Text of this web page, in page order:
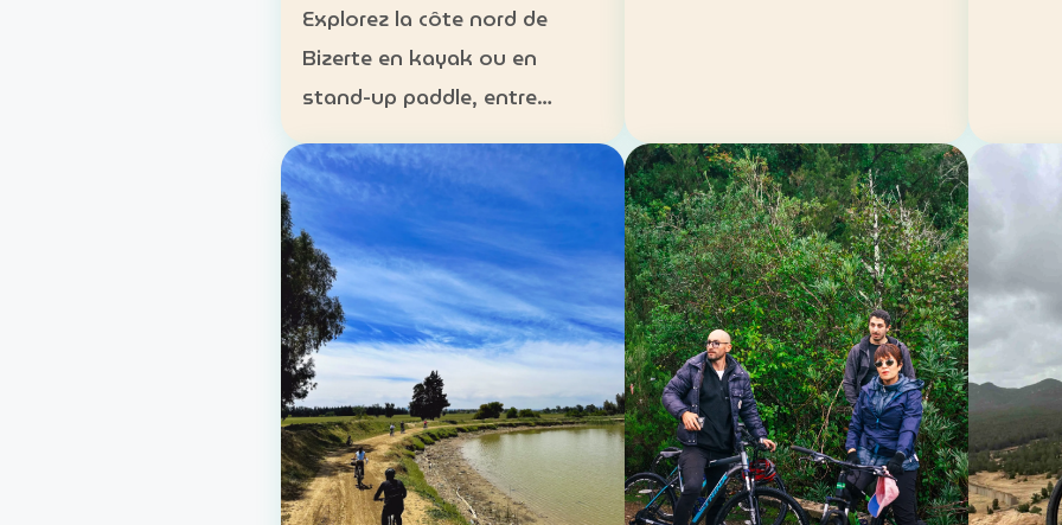
Explorez la côte nord de
Bizerte en kayak ou en
stand-up paddle, entre
plage, reliefs et criques
préservées. Durée : environ 2
h 30 Distance : environ 5 km
Niveau : intermédiaire Tarif :
130 DT par personne La
sortie …
et déjeuner selon la formule
convenue Août 2026 :
complet…
sur